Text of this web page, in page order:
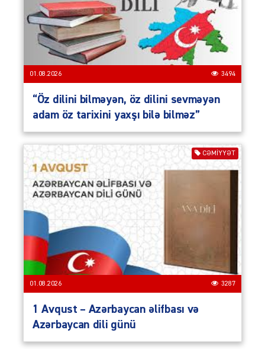
01.08.2026 3494
“Öz dilini bilməyən, öz dilini sevməyən
adam öz tarixini yaxşı bilə bilməz”
CƏMIYYƏT
01.08.2026 3287
1 Avqust – Azərbaycan əlifbası və
Azərbaycan dili günü